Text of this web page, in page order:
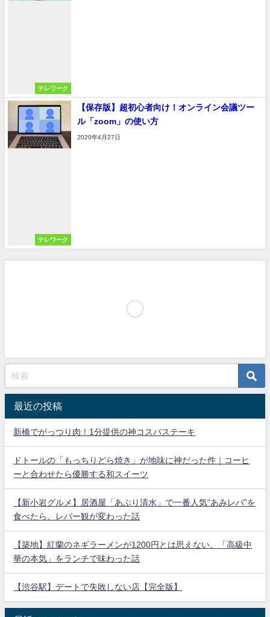
テレワーク
テレワーク
【保存版】超初心者向け！オンライン会議ツー
ル「zoom」の使い方
2020年4月27日
最近の投稿
新橋でがっつり肉！1分提供の神コスパステーキ
ドトールの「もっちりどら焼き」が地味に神だった件｜コーヒ
ーと合わせたら優勝する和スイーツ
【新小岩グルメ】居酒屋「あぶり清水」で一番人気“あみレバ”を
食べたら、レバー観が変わった話
【築地】紅蘭のネギラーメンが1200円とは思えない。「高級中
華の本気」をランチで味わった話
【渋谷駅】デートで失敗しない店【完全版】